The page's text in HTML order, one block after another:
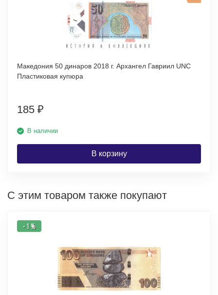
Македония 50 динаров 2018 г. Архангел Гавриил UNC
Пластиковая купюра
185 ₽
В наличии
В корзину
С этим товаром также покупают
- 1 %